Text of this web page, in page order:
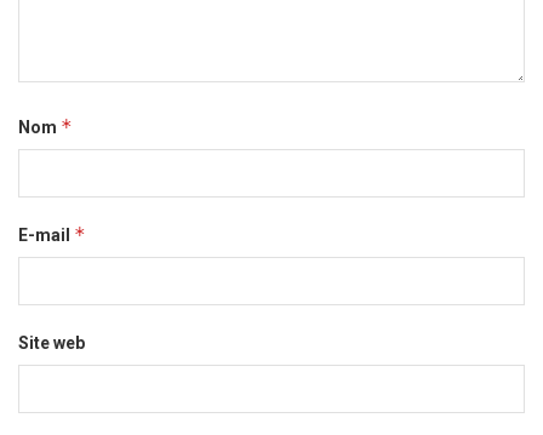
Nom *
E-mail *
Site web